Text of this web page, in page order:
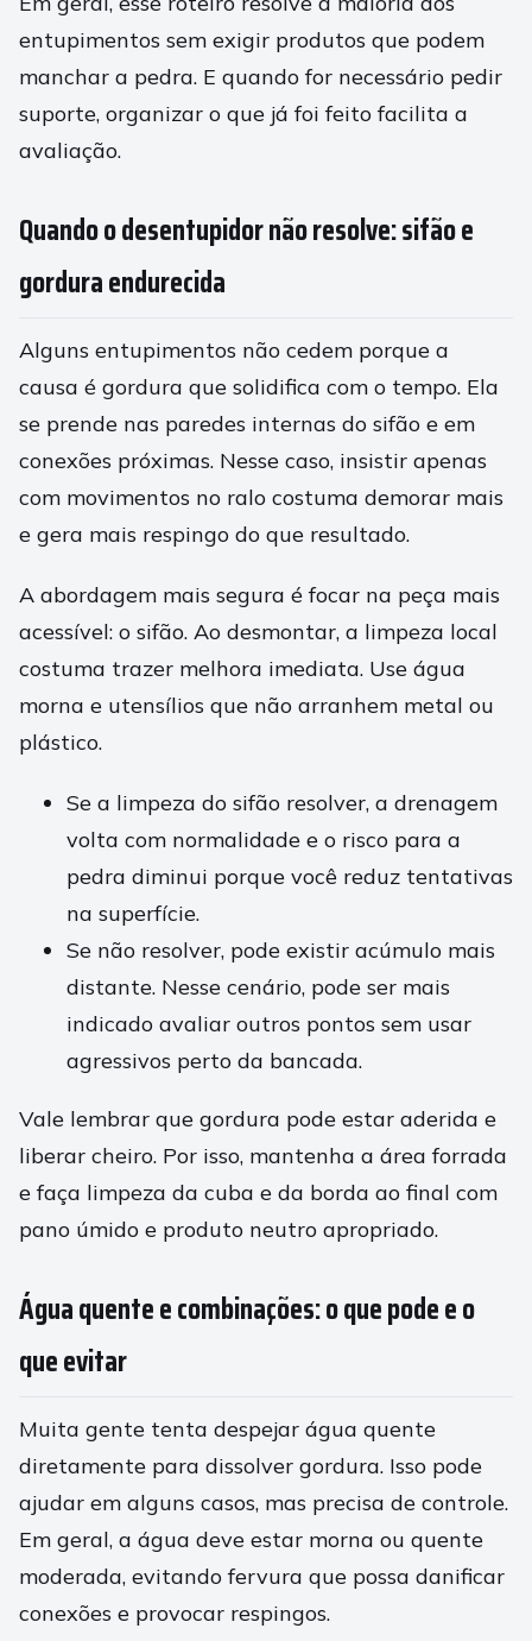
entupimentos sem exigir produtos que podem
manchar a pedra. E quando for necessário pedir
suporte, organizar o que já foi feito facilita a
avaliação.
Quando o desentupidor não resolve: sifão e
gordura endurecida
Alguns entupimentos não cedem porque a
causa é gordura que solidifica com o tempo. Ela
se prende nas paredes internas do sifão e em
conexões próximas. Nesse caso, insistir apenas
com movimentos no ralo costuma demorar mais
e gera mais respingo do que resultado.
A abordagem mais segura é focar na peça mais
acessível: o sifão. Ao desmontar, a limpeza local
costuma trazer melhora imediata. Use água
morna e utensílios que não arranhem metal ou
plástico.
Se a limpeza do sifão resolver, a drenagem
volta com normalidade e o risco para a
pedra diminui porque você reduz tentativas
na superfície.
Se não resolver, pode existir acúmulo mais
distante. Nesse cenário, pode ser mais
indicado avaliar outros pontos sem usar
agressivos perto da bancada.
Vale lembrar que gordura pode estar aderida e
liberar cheiro. Por isso, mantenha a área forrada
e faça limpeza da cuba e da borda ao final com
pano úmido e produto neutro apropriado.
Água quente e combinações: o que pode e o
que evitar
Muita gente tenta despejar água quente
diretamente para dissolver gordura. Isso pode
ajudar em alguns casos, mas precisa de controle.
Em geral, a água deve estar morna ou quente
moderada, evitando fervura que possa danificar
conexões e provocar respingos.